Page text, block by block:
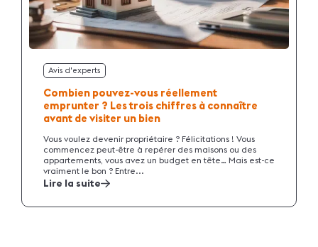
Avis d'experts
Combien pouvez-vous réellement
emprunter ? Les trois chiffres à connaître
avant de visiter un bien
Vous voulez devenir propriétaire ? Félicitations ! Vous
commencez peut-être à repérer des maisons ou des
appartements, vous avez un budget en tête… Mais est-ce
vraiment le bon ? Entre...
Lire la suite